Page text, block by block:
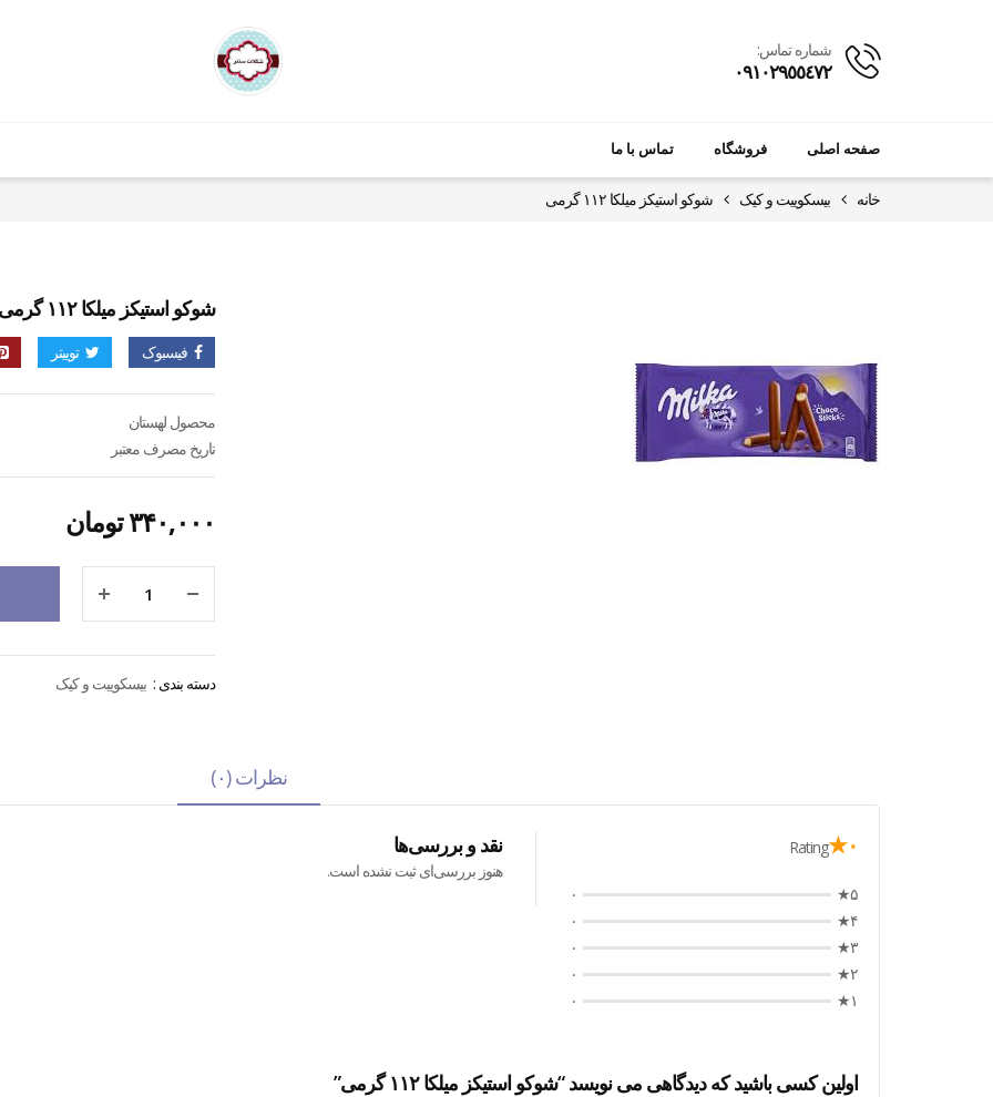
شماره تماس:
٠٩١٠٢٩٥٥٤٧٢
صفحه اصلی فروشگاه تماس با ما
خانه بیسکوییت و کیک شوکو استیکز میلکا ۱۱۲ گرمی
شوکو استیکز میلکا ۱۱۲ گرمی
فیسبوک توییتر
محصول لهستان
تاریخ مصرف معتبر
۳۴۰,۰۰۰تومان
دسته بندی : بیسکوییت و کیک
نظرات (۰)
۰★ Rating
۵★
۰
۴★
۰
۳★
۰
۲★
۰
۱★
۰
نقد و بررسی‌ها
هنوز بررسی‌ای ثبت نشده است.
اولین کسی باشید که دیدگاهی می نویسد “شوکو استیکز میلکا ۱۱۲ گرمی”